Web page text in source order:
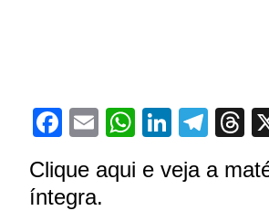
Facebook
EmailWhatsApp
Clique aqui e veja a
íntegra.